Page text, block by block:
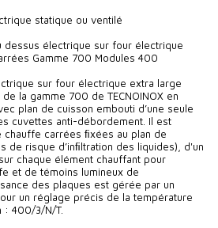
statique ou ventilé
dessus électrique sur four électrique
Gamme 700 Modules 400
sur four électrique extra large
la gamme 700 de TECNOINOX en
plan de cuisson embouti d’une seule
cuvettes anti-débordement. Il est
carrées ﬁxées au plan de
de risque d’inﬁltration des liquides), d'un
chaque élément chauffant pour
et de témoins lumineux de
des plaques est gérée par un
un réglage précis de la température
: 400/3/N/T.